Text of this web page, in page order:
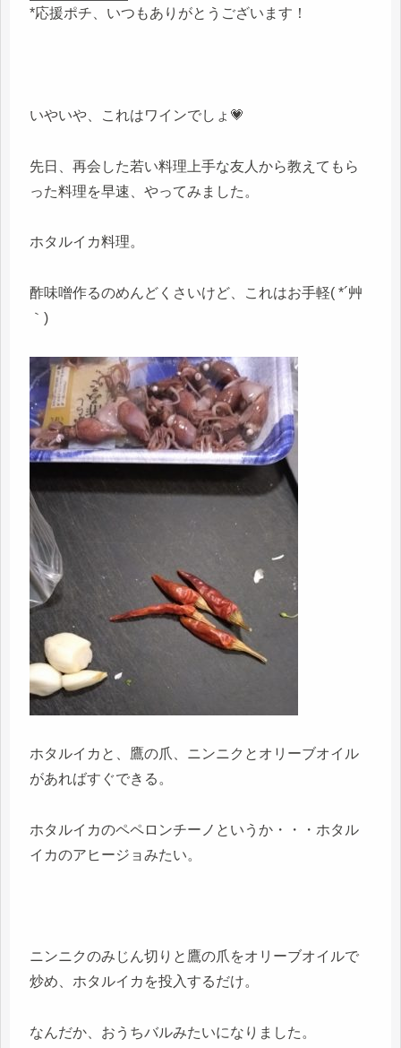
*応援ポチ、いつもありがとうございます！
いやいや、これはワインでしょ💗
先日、再会した若い料理上手な友人から教えてもら
った料理を早速、やってみました。
ホタルイカ料理。
酢味噌作るのめんどくさいけど、これはお手軽( *´艸
｀)
ホタルイカと、鷹の爪、ニンニクとオリーブオイル
があればすぐできる。
ホタルイカのペペロンチーノというか・・・ホタル
イカのアヒージョみたい。
ニンニクのみじん切りと鷹の爪をオリーブオイルで
炒め、ホタルイカを投入するだけ。
なんだか、おうちバルみたいになりました。